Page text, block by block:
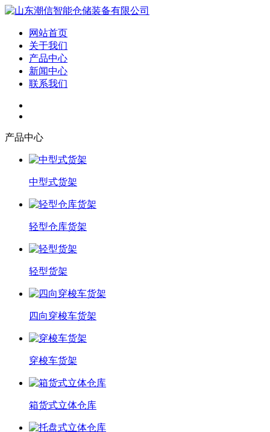
网站首页
关于我们
产品中心
新闻中心
联系我们
产品中心
中型式货架
轻型仓库货架
轻型货架
四向穿梭车货架
穿梭车货架
箱货式立体仓库